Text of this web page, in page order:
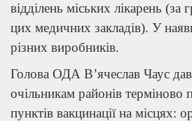
відділень міських лікарень (за
цих медичних закладів). У
різних виробників.
Голова ОДА В’ячеслав Чаус
очільникам районів терміново
пунктів вакцинації на місцях: